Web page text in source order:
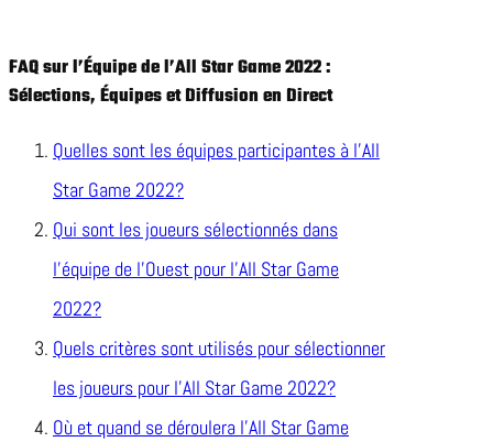
FAQ sur l’Équipe de l’All Star Game 2022 :
Sélections, Équipes et Diffusion en Direct
Quelles sont les équipes participantes à l’All
Star Game 2022?
Qui sont les joueurs sélectionnés dans
l’équipe de l’Ouest pour l’All Star Game
2022?
Quels critères sont utilisés pour sélectionner
les joueurs pour l’All Star Game 2022?
Où et quand se déroulera l’All Star Game